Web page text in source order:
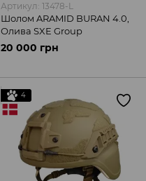
Артикул: 13478-L
Шолом ARAMID BURAN 4.0,
Олива SXE Group
20 000 грн
4